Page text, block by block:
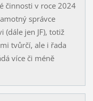
činnosti v roce 2024
správce
(dále jen JF), totiž
tvůrčí, ale i řada
více či méně